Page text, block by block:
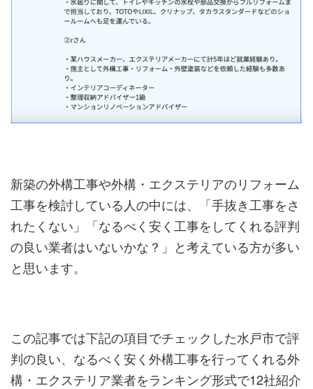
新築の外構工事や外構・エクステリアのリフォーム
工事を検討している人の中には、「手抜き工事をさ
れたくない」「なるべく安く工事をしてくれる評判
の良い業者はいないかな？」と考えている方が多い
と思います。
この記事では下記の項目でチェックした水戸市で評
判の良い、なるべく安く外構工事を行ってくれる外
構・エクステリア業者をランキング形式で12社紹介